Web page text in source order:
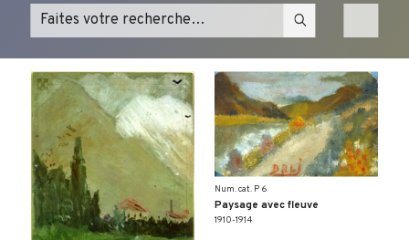
Num. cat. P 6
Paysage avec fleuve
1910-1914